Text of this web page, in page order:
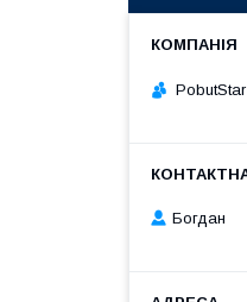
PobutStar
Богдан